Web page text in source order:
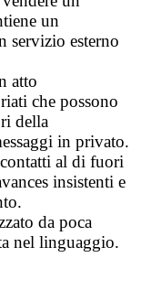
un
servizio esterno
atto
che possono
della
in privato.
al di fuori
insistenti e
da poca
nel linguaggio.